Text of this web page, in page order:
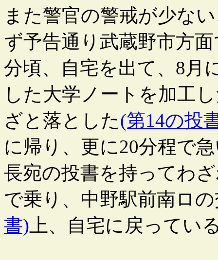
また警官の警戒が少な
ず予告通り武蔵野市方
分頃、自宅を出て、8月
した大学ノートを加工
ざと落とした(第14の投
に帰り、更に20分程で
長宛の投書を持ってわ
で乗り、中野駅前南ロ
書) 上、自宅に戻ってい